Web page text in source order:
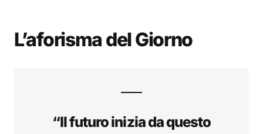
L’aforisma del Giorno
“Il futuro inizia da questo